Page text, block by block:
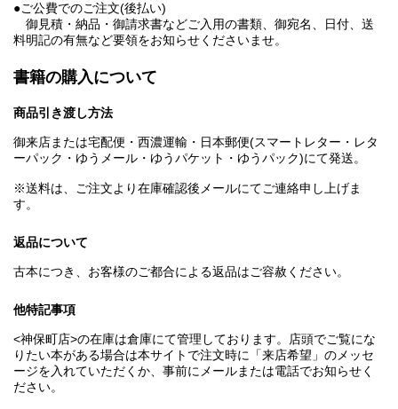
●ご公費でのご注文(後払い)
御見積・納品・御請求書などご入用の書類、御宛名、日付、送
料明記の有無など要領をお知らせくださいませ。
書籍の購入について
商品引き渡し方法
御来店または宅配便・西濃運輸・日本郵便(スマートレター・レタ
ーパック・ゆうメール・ゆうパケット・ゆうパック)にて発送。
※送料は、ご注文より在庫確認後メールにてご連絡申し上げま
す。
返品について
古本につき、お客様のご都合による返品はご容赦ください。
他特記事項
<神保町店>の在庫は倉庫にて管理しております。店頭でご覧にな
りたい本がある場合は本サイトで注文時に「来店希望」のメッセ
ージを入れていただくか、事前にメールまたは電話でお知らせく
ださい。